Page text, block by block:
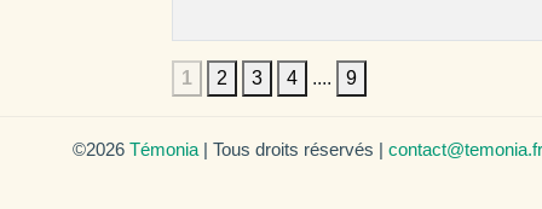
1 2 3 4 .... 9
©2026 Témonia | Tous droits réservés | contact@temonia.fr